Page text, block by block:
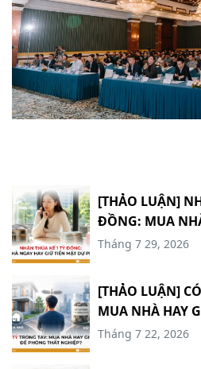
[THẢO LUẬN]
ĐỒNG: MUA
MẶT DỰ
Tháng 7 29, 2026
[THẢO LUẬN]
MUA NHÀ HAY
Tháng 7 22, 2026